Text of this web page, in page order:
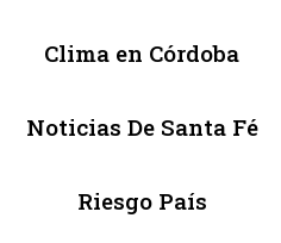
Clima en Córdoba
Noticias De Santa Fé
Riesgo País